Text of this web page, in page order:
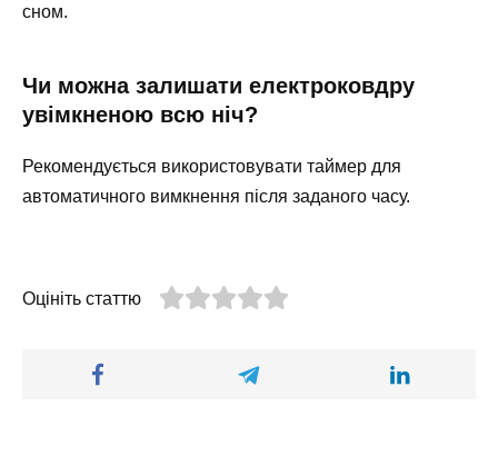
сном.
Чи можна залишати електроковдру
увімкненою всю ніч?
Рекомендується використовувати таймер для
автоматичного вимкнення після заданого часу.
Оцініть статтю